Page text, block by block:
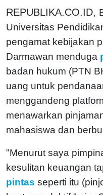
REPUBLIKA.CO.ID,
Universitas
pengamat kebijakan
Darmawan menduga
badan hukum (PTN
uang untuk
menggandeng
menawarkan
mahasiswa dan
"Menurut saya
kesulitan keuangan
pintas seperti itu